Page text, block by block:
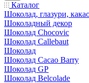
Каталог
Шоколад, глазури,
Шоколадный декор
Шоколад Chocovic
Шоколад Callebaut
Шоколад
Шоколад Cacao Barry
Шоколад GP
Шоколад Belcolade